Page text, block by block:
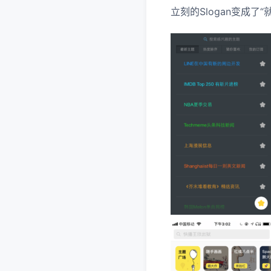
立刻的Slogan变成了“